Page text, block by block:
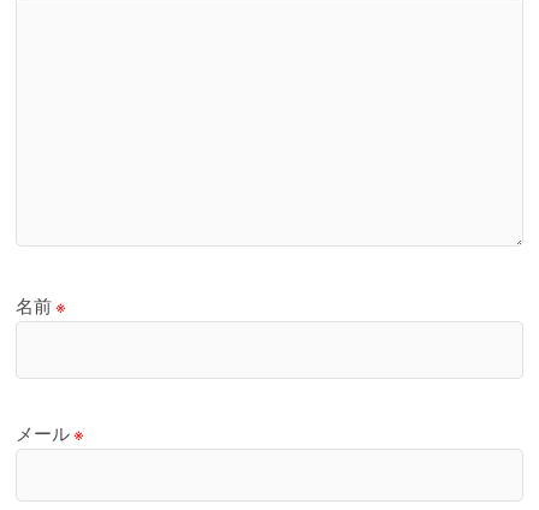
名前※
メール※